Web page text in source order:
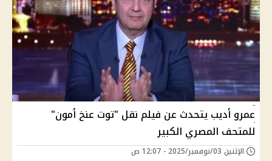
عمرو أديب يتحدث عن فيلم نقل "توت عنخ أمون"
للمتحف المصري الكبير
الإثنين 03/نوفمبر/2025 - 12:07 ص